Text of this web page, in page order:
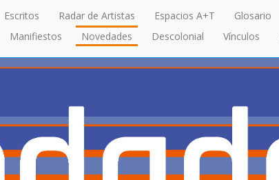
Escritos Radar de Artistas Espacios A+T
Glosario
Manifiestos Novedades Descolonial Vínculos